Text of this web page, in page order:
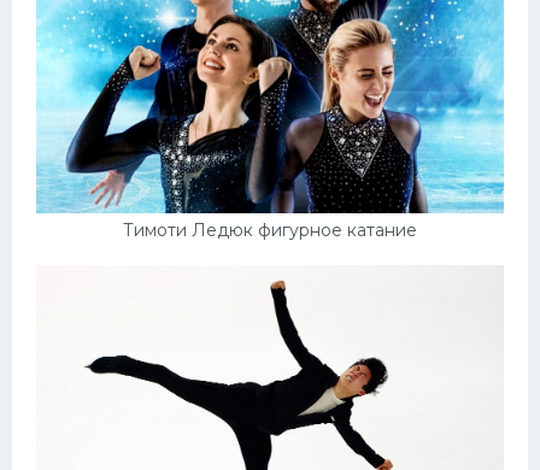
Тимоти Ледюк фигурное катание